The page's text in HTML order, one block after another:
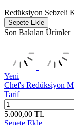
Redüksiyon Sebzeli
Sepete Ekle
Son Bakılan Ürünler
Yeni
Chef's Redüksiyon
Tarif
5.000,00 TL
Sepete Ekle